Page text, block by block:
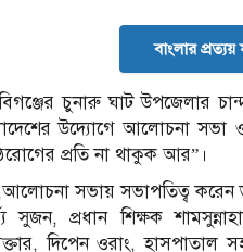
বাংলার
চুনারু ঘাট উপজেলার
উদ্যোগে আলোচনা সভা ও
প্রতি না থাকুক আর”।
সভায় সভাপতিত্ব করেন
সুজন, প্রধান শিক্ষক
দিপেন ওরাং, হাসপাতাল